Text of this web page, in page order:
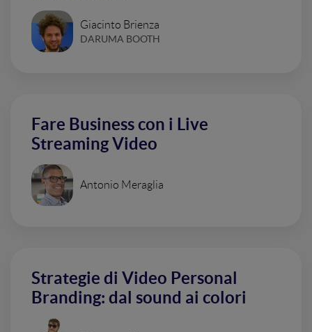
Giacinto Brienza
DARUMA BOOTH
Fare Business con i Live
Streaming Video
Antonio Meraglia
Strategie di Video Personal
Branding: dal sound ai colori